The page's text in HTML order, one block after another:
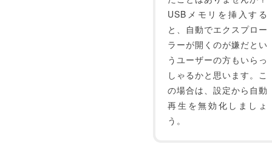
USBメモリを挿入する
と、自動でエクスプロー
ラーが開くのが嫌だとい
うユーザーの方もいらっ
しゃるかと思います。こ
の場合は、設定から自動
再生を無効化しましょ
う。